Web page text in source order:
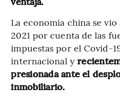
La economía china se vio
2021 por cuenta de las
impuestas por el Covid-
internacional y
presionada ante el
inmobiliario.